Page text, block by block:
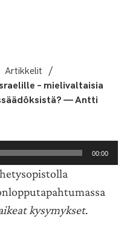
Artikkelit /
– mielivaltaisia
— Antti
00:00
kysymykset.